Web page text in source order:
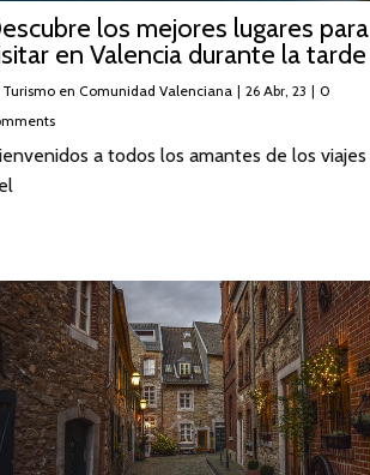
los mejores lugares para
en Valencia durante la tarde
Turismo en Comunidad Valenciana | 26 Abr, 23 | 0
a todos los amantes de los viajes